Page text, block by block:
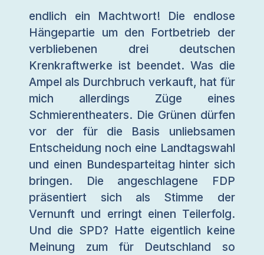
endlich ein Machtwort! Die endlose
Hängepartie um den Fortbetrieb der
verbliebenen drei deutschen
Krenkraftwerke ist beendet. Was die
Ampel als Durchbruch verkauft, hat für
mich allerdings Züge eines
Schmierentheaters. Die Grünen dürfen
vor der für die Basis unliebsamen
Entscheidung noch eine Landtagswahl
und einen Bundesparteitag hinter sich
bringen. Die angeschlagene FDP
präsentiert sich als Stimme der
Vernunft und erringt einen Teilerfolg.
Und die SPD? Hatte eigentlich keine
Meinung zum für Deutschland so